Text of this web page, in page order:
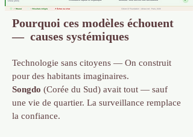
Pourquoi ces modèles échouent
— causes systémiques
Technologie sans citoyens — On construit
pour des habitants imaginaires.
Songdo (Corée du Sud) avait tout — sauf
une vie de quartier. La surveillance remplace
la confiance.